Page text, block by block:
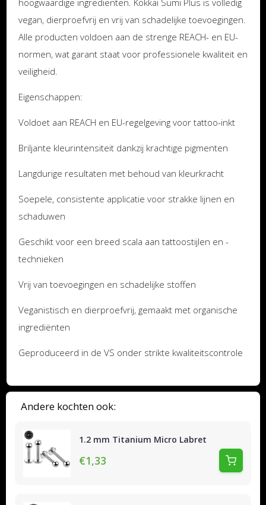
Andere kochten ook:
1.2 mm Titanium Micro Labret
€1,33
hoogwaardige ingrediënten. Kokkai Sumi Plus is volledig
vegan, dierproefvrij en vrij van schadelijke toevoegingen.
Alle producten voldoen aan de strenge REACH- en EU-
normen, wat garant staat voor professionele kwaliteit en
veiligheid.
Eigenschappen:
Voldoet aan REACH en EU-regelgeving voor tattoo-inkt
Briljante kleurintensiteit dankzij krachtige pigmenten
Langdurige resultaten met behoud van kleurkracht
Soepele, consistente applicatie voor strakke lijnen en
schaduwen
Geschikt voor een breed scala aan tattoostijlen en -
technieken
Vrij van toevoegingen en schadelijke stoffen
Veganistisch en dierproefvrij, gemaakt met organische
ingrediënten
Geproduceerd in de VS onder strikte kwaliteitscontrole